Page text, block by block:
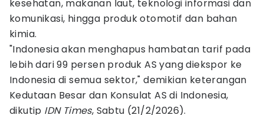
kesehatan, makanan laut, teknologi informasi dan
komunikasi, hingga produk otomotif dan bahan
kimia.
"Indonesia akan menghapus hambatan tarif pada
lebih dari 99 persen produk AS yang diekspor ke
Indonesia di semua sektor," demikian keterangan
Kedutaan Besar dan Konsulat AS di Indonesia,
dikutip IDN Times, Sabtu (21/2/2026).